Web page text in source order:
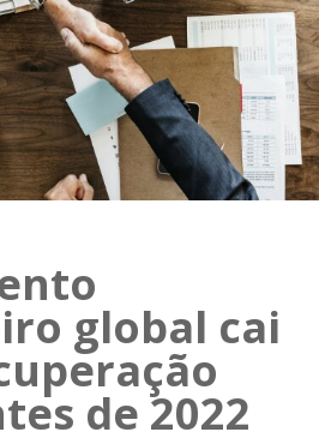
global cai
de 2022